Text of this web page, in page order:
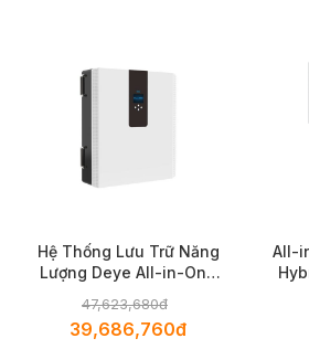
Hệ Thống Lưu Trữ Năng
Lượng Deye All-in-One
RW-F5.3-1H3
47,623,680đ
39,686,760đ
All-